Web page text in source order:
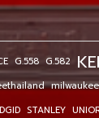
G.558 G.582
STANLEY